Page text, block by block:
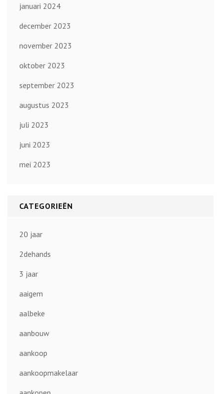
januari 2024
december 2023
november 2023
oktober 2023
september 2023
augustus 2023
juli 2023
juni 2023
mei 2023
CATEGORIEËN
20 jaar
2dehands
3 jaar
aaigem
aalbeke
aanbouw
aankoop
aankoopmakelaar